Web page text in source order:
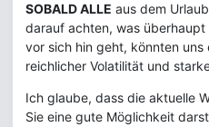
SOBALD ALLE aus dem
darauf achten, was
vor sich hin geht, könnten uns
reichlicher Volatilität und
Ich glaube, dass die aktuelle
Sie eine gute Möglichkeit